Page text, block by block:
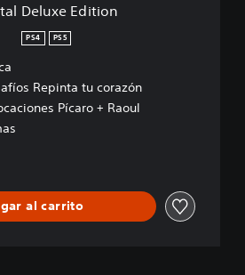
Deluxe Edition
PS4 PS5
Repinta tu corazón
Pícaro + Raoul
al carrito